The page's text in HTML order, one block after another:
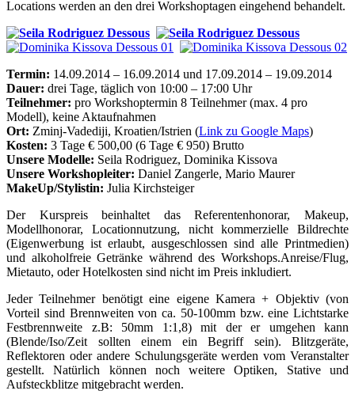
Locations werden an den drei Workshoptagen eingehend behandelt.
Termin: 14.09.2014 – 16.09.2014 und 17.09.2014 – 19.09.2014
Dauer: drei Tage, täglich von 10:00 – 17:00 Uhr
Teilnehmer: pro Workshoptermin 8 Teilnehmer (max. 4 pro
Modell), keine Aktaufnahmen
Ort: Zminj-Vadediji, Kroatien/Istrien (Link zu Google Maps)
Kosten: 3 Tage € 500,00 (6 Tage € 950) Brutto
Unsere Modelle: Seila Rodriguez, Dominika Kissova
Unsere Workshopleiter: Daniel Zangerle, Mario Maurer
MakeUp/Stylistin: Julia Kirchsteiger
Der Kurspreis beinhaltet das Referentenhonorar, Makeup,
Modellhonorar, Locationnutzung, nicht kommerzielle Bildrechte
(Eigenwerbung ist erlaubt, ausgeschlossen sind alle Printmedien)
und alkoholfreie Getränke während des Workshops.Anreise/Flug,
Mietauto, oder Hotelkosten sind nicht im Preis inkludiert.
Jeder Teilnehmer benötigt eine eigene Kamera + Objektiv (von
Vorteil sind Brennweiten von ca. 50-100mm bzw. eine Lichtstarke
Festbrennweite z.B: 50mm 1:1,8) mit der er umgehen kann
(Blende/Iso/Zeit sollten einem ein Begriff sein). Blitzgeräte,
Reflektoren oder andere Schulungsgeräte werden vom Veranstalter
gestellt. Natürlich können noch weitere Optiken, Stative und
Aufsteckblitze mitgebracht werden.